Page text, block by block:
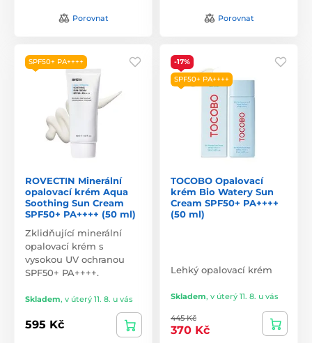
Porovnat Porovnat
SPF50+ PA++++
ROVECTIN Minerální
opalovací krém Aqua
Soothing Sun Cream
SPF50+ PA++++ (50 ml)
Zklidňující minerální
opalovací krém s
vysokou UV ochranou
SPF50+ PA++++.
Skladem, v úterý 11. 8. u vás
595 Kč
-17%
SPF50+ PA++++
TOCOBO Opalovací
krém Bio Watery Sun
Cream SPF50+ PA++++
(50 ml)
Lehký opalovací krém
Skladem, v úterý 11. 8. u vás
445 Kč
370 Kč